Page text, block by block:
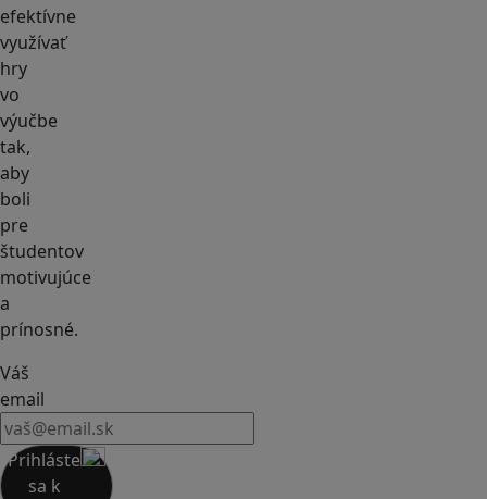
efektívne
využívať
hry
vo
výučbe
tak,
aby
boli
pre
študentov
motivujúce
a
prínosné.
Váš
email
Prihláste
sa k